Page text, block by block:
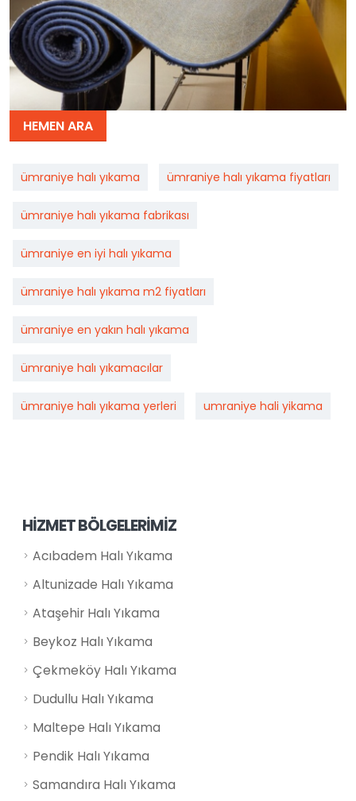
HEMEN ARA
ümraniye halı yıkama ümraniye halı yıkama fiyatları
ümraniye halı yıkama fabrikası
ümraniye en iyi halı yıkama
ümraniye halı yıkama m2 fiyatları
ümraniye en yakın halı yıkama
ümraniye halı yıkamacılar
ümraniye halı yıkama yerleri umraniye hali yikama
HİZMET BÖLGELERİMİZ
Acıbadem Halı Yıkama
Altunizade Halı Yıkama
Ataşehir Halı Yıkama
Beykoz Halı Yıkama
Çekmeköy Halı Yıkama
Dudullu Halı Yıkama
Maltepe Halı Yıkama
Pendik Halı Yıkama
Samandıra Halı Yıkama